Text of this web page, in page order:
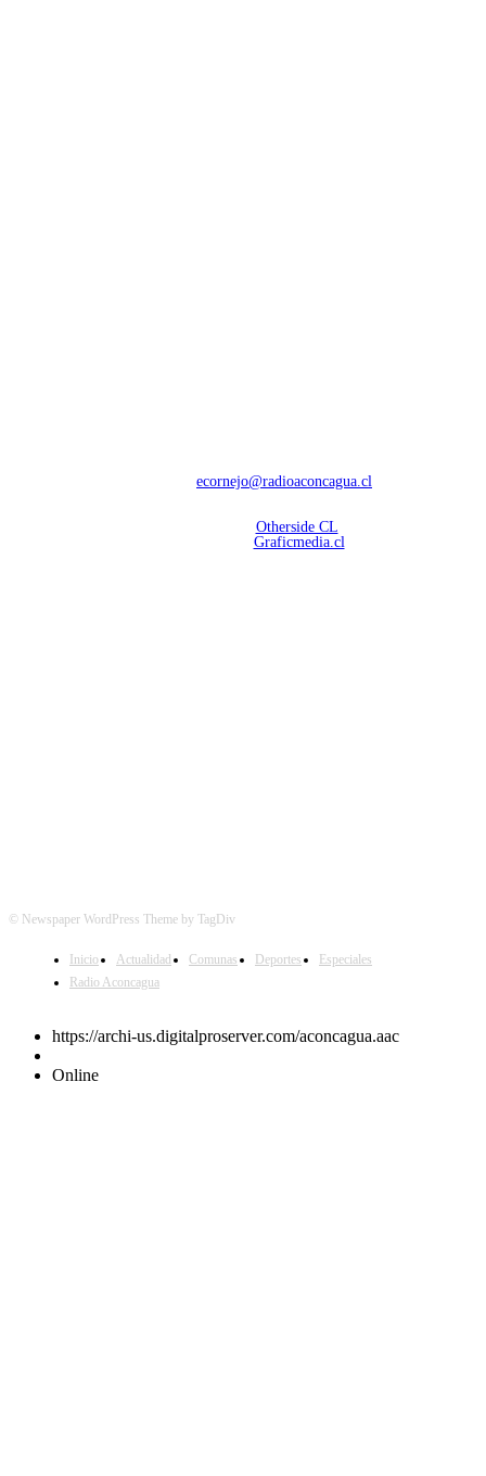
ecornejo@radioaconcagua.cl
Otherside CL
Graficmedia.cl
© Newspaper WordPress Theme by TagDiv
Inicio Actualidad Comunas Deportes
Especiales
Radio Aconcagua
https://archi-us.digitalproserver.com/aconcagua.aac
Online